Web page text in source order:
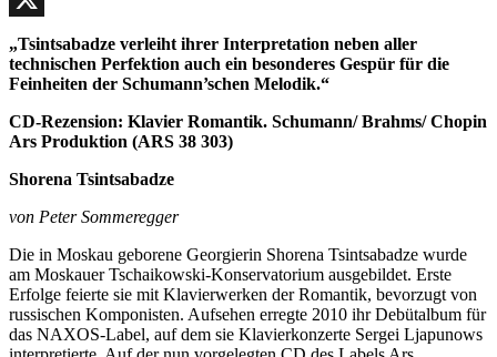
X
„Tsintsabadze verleiht ihrer Interpretation neben aller
technischen Perfektion auch ein besonderes Gespür für die
Feinheiten der Schumann’schen Melodik.“
CD-Rezension: Klavier Romantik. Schumann/ Brahms/ Chopin
Ars Produktion (ARS 38 303)
Shorena Tsintsabadze
von Peter Sommeregger
Die in Moskau geborene Georgierin Shorena Tsintsabadze wurde
am Moskauer Tschaikowski-Konservatorium ausgebildet. Erste
Erfolge feierte sie mit Klavierwerken der Romantik, bevorzugt von
russischen Komponisten. Aufsehen erregte 2010 ihr Debütalbum für
das NAXOS-Label, auf dem sie Klavierkonzerte Sergei Ljapunows